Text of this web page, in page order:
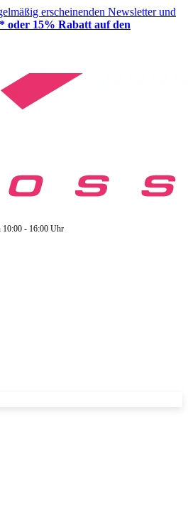
erscheinenden Newsletter und
oder 15% Rabatt auf den
- 16:00 Uhr